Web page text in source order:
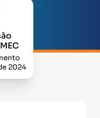
2024